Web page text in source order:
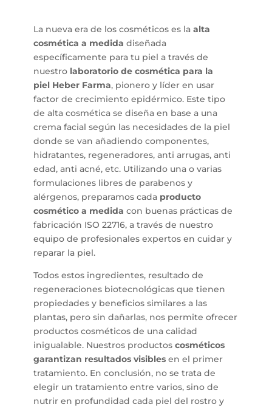
La nueva era de los cosméticos es la alta
cosmética a medida diseñada
específicamente para tu piel a través de
nuestro laboratorio de cosmética para la
piel Heber Farma, pionero y líder en usar
factor de crecimiento epidérmico. Este tipo
de alta cosmética se diseña en base a una
crema facial según las necesidades de la piel
donde se van añadiendo componentes,
hidratantes, regeneradores, anti arrugas, anti
edad, anti acné, etc. Utilizando una o varias
formulaciones libres de parabenos y
alérgenos, preparamos cada producto
cosmético a medida con buenas prácticas de
fabricación ISO 22716, a través de nuestro
equipo de profesionales expertos en cuidar y
reparar la piel.
Todos estos ingredientes, resultado de
regeneraciones biotecnológicas que tienen
propiedades y beneficios similares a las
plantas, pero sin dañarlas, nos permite ofrecer
productos cosméticos de una calidad
inigualable. Nuestros productos cosméticos
garantizan resultados visibles en el primer
tratamiento. En conclusión, no se trata de
elegir un tratamiento entre varios, sino de
nutrir en profundidad cada piel del rostro y